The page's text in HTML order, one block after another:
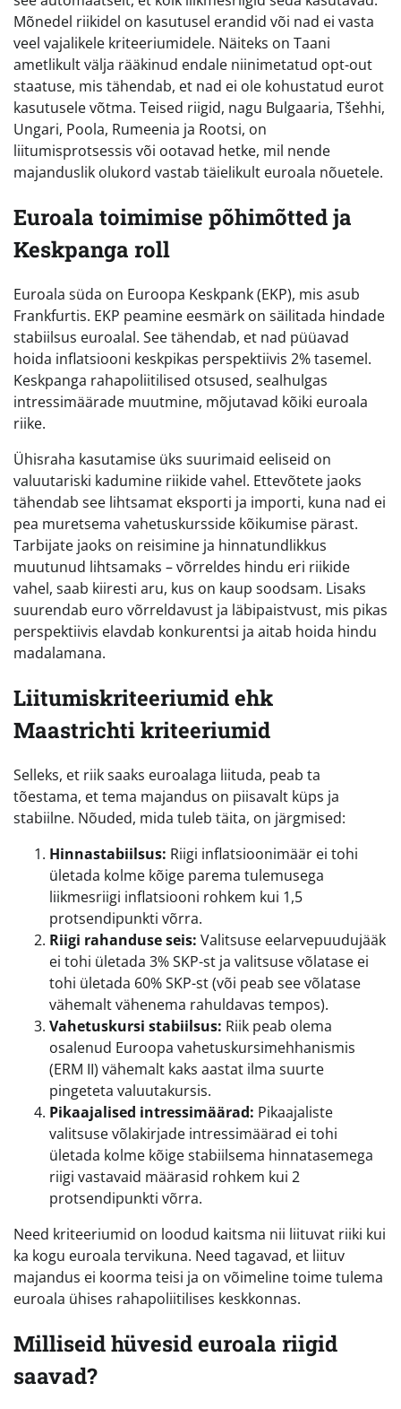
Mõnedel riikidel on kasutusel erandid või nad ei vasta
veel vajalikele kriteeriumidele. Näiteks on Taani
ametlikult välja rääkinud endale niinimetatud opt-out
staatuse, mis tähendab, et nad ei ole kohustatud eurot
kasutusele võtma. Teised riigid, nagu Bulgaaria, Tšehhi,
Ungari, Poola, Rumeenia ja Rootsi, on
liitumisprotsessis või ootavad hetke, mil nende
majanduslik olukord vastab täielikult euroala nõuetele.
Euroala toimimise põhimõtted ja
Keskpanga roll
Euroala süda on Euroopa Keskpank (EKP), mis asub
Frankfurtis. EKP peamine eesmärk on säilitada hindade
stabiilsus euroalal. See tähendab, et nad püüavad
hoida inflatsiooni keskpikas perspektiivis 2% tasemel.
Keskpanga rahapoliitilised otsused, sealhulgas
intressimäärade muutmine, mõjutavad kõiki euroala
riike.
Ühisraha kasutamise üks suurimaid eeliseid on
valuutariski kadumine riikide vahel. Ettevõtete jaoks
tähendab see lihtsamat eksporti ja importi, kuna nad ei
pea muretsema vahetuskursside kõikumise pärast.
Tarbijate jaoks on reisimine ja hinnatundlikkus
muutunud lihtsamaks – võrreldes hindu eri riikide
vahel, saab kiiresti aru, kus on kaup soodsam. Lisaks
suurendab euro võrreldavust ja läbipaistvust, mis pikas
perspektiivis elavdab konkurentsi ja aitab hoida hindu
madalamana.
Liitumiskriteeriumid ehk
Maastrichti kriteeriumid
Selleks, et riik saaks euroalaga liituda, peab ta
tõestama, et tema majandus on piisavalt küps ja
stabiilne. Nõuded, mida tuleb täita, on järgmised:
Hinnastabiilsus: Riigi inflatsioonimäär ei tohi
ületada kolme kõige parema tulemusega
liikmesriigi inflatsiooni rohkem kui 1,5
protsendipunkti võrra.
Riigi rahanduse seis: Valitsuse eelarvepuudujääk
ei tohi ületada 3% SKP-st ja valitsuse võlatase ei
tohi ületada 60% SKP-st (või peab see võlatase
vähemalt vähenema rahuldavas tempos).
Vahetuskursi stabiilsus: Riik peab olema
osalenud Euroopa vahetuskursimehhanismis
(ERM II) vähemalt kaks aastat ilma suurte
pingeteta valuutakursis.
Pikaajalised intressimäärad: Pikaajaliste
valitsuse võlakirjade intressimäärad ei tohi
ületada kolme kõige stabiilsema hinnatasemega
riigi vastavaid määrasid rohkem kui 2
protsendipunkti võrra.
Need kriteeriumid on loodud kaitsma nii liituvat riiki kui
ka kogu euroala tervikuna. Need tagavad, et liituv
majandus ei koorma teisi ja on võimeline toime tulema
euroala ühises rahapoliitilises keskkonnas.
Milliseid hüvesid euroala riigid
saavad?